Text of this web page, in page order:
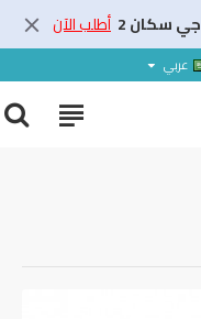
جي سكان 2 أطلب الآن
عربي